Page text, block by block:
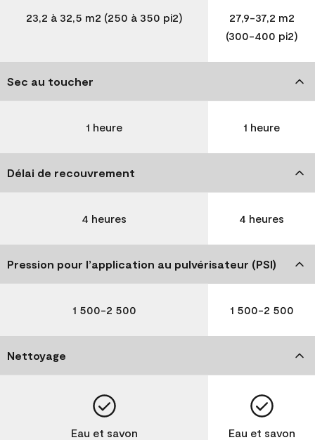
23,2 à 32,5 m2 (250 à 350 pi2)
27,9-37,2 m2
(300-400 pi2)
Sec au toucher
1 heure 1 heure
Délai de recouvrement
4 heures 4 heures
Pression pour l’application au pulvérisateur (PSI)
1 500-2 500 1 500-2 500
Nettoyage
Eau et savon Eau et savon